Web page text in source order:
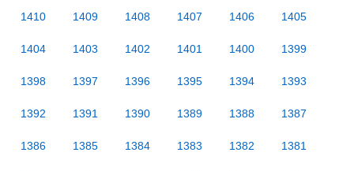
1410 1409 1408 1407 1406 1405
1404 1403 1402 1401 1400 1399
1398 1397 1396 1395 1394 1393
1392 1391 1390 1389 1388 1387
1386 1385 1384 1383 1382 1381